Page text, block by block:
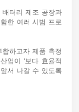
터리 제조 공장과
한 여러 시범 프로
하고자 제품 측정
업이 ‘보다 효율적
서 나갈 수 있도록